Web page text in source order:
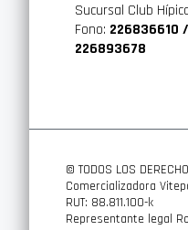
Sucursal Club
Fono: 226836610
226893678
© TODOS LOS
Comercializadora
RUT: 88.811.100-k
Representante legal